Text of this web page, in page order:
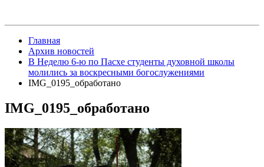
Главная
Архив новостей
В Неделю 6-ю по Пасхе студенты духовной школы
молились за воскресными богослужениями
IMG_0195_обработано
IMG_0195_обработано